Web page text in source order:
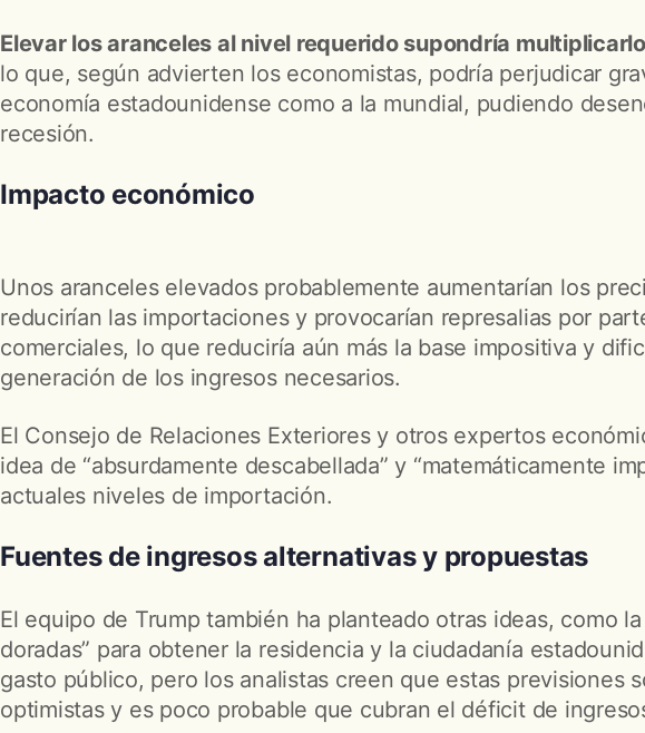
Elevar los aranceles al nivel requerido supondría
lo que, según advierten los economistas, podría perjudicar
economía estadounidense como a la mundial, pudiendo
recesión.
Impacto económico
Unos aranceles elevados probablemente aumentarían los
reducirían las importaciones y provocarían represalias por
comerciales, lo que reduciría aún más la base impositiva y
generación de los ingresos necesarios.
El Consejo de Relaciones Exteriores y otros expertos
idea de “absurdamente descabellada” y “matemáticamente
actuales niveles de importación.
Fuentes de ingresos alternativas y propuestas
El equipo de Trump también ha planteado otras ideas, como
doradas” para obtener la residencia y la ciudadanía
gasto público, pero los analistas creen que estas previsiones
optimistas y es poco probable que cubran el déficit de